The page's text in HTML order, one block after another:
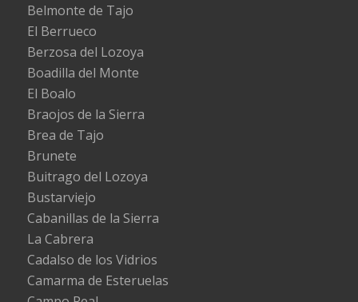
Belmonte de Tajo
El Berrueco
Berzosa del Lozoya
Boadilla del Monte
El Boalo
Braojos de la Sierra
Brea de Tajo
Brunete
Buitrago del Lozoya
Bustarviejo
Cabanillas de la Sierra
La Cabrera
Cadalso de los Vidrios
Camarma de Esteruelas